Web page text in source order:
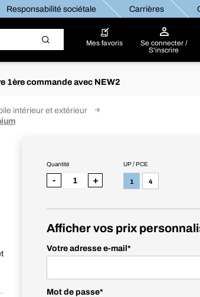
Responsabilité sociétale Carrières
Mes favoris
Se connecter /
S'inscrire
1ère commande avec NEW2
intérieur et extérieur
UP / PCE
1 4
Quantité
- +
Afficher vos prix
Votre adresse e-mail *
Mot de passe*